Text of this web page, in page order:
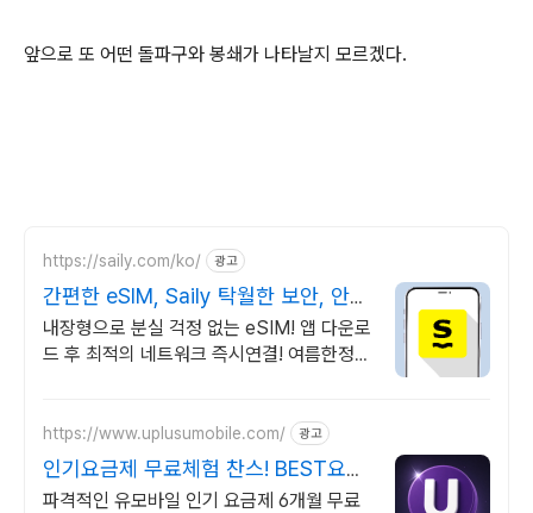
앞으로 또 어떤 돌파구와 봉쇄가 나타날지 모르겠다.
https://saily.com/ko/ 광고
간편한 eSIM, Saily 탁월한 보안, 안정
적인 연결
내장형으로 분실 걱정 없는 eSIM! 앱 다운로
드 후 최적의 네트워크 즉시연결! 여름한정특
https://www.uplusumobile.com/ 광고
인기요금제 무료체험 찬스! BEST요금
제 체감 0원도전
파격적인 유모바일 인기 요금제 6개월 무료